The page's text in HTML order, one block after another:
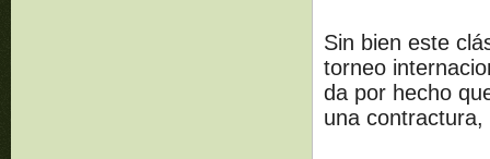
Sin bien este
torneo
da por hecho
una